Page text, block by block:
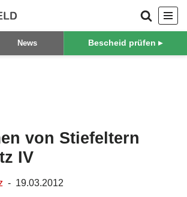
News Bescheid prüfen ▸
von Stiefeltern
IV
19.03.2012